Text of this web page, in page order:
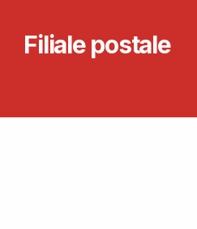
Filiale postale